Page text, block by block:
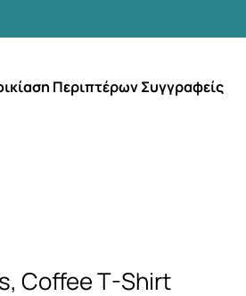
Περιπτέρων Συγγραφείς
Coffee T-Shirt